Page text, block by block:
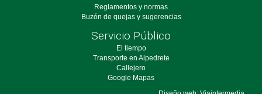
Reglamentos y normas
Buzón de quejas y sugerencias
Servicio Público
El tiempo
Transporte en Alpedrete
Callejero
Google Mapas